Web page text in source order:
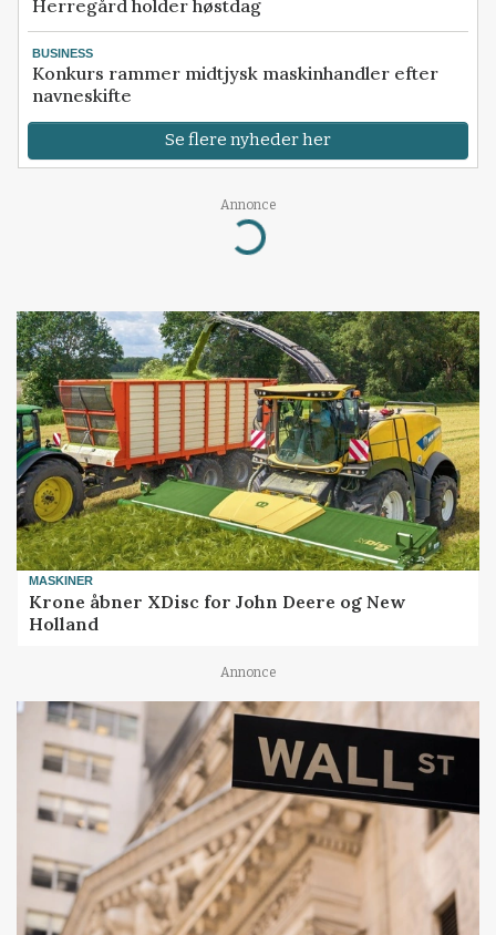
Herregård holder høstdag
BUSINESS
Konkurs rammer midtjysk maskinhandler efter
navneskifte
Se flere nyheder her
Annonce
Loading...
MASKINER
Krone åbner XDisc for John Deere og New
Holland
Annonce